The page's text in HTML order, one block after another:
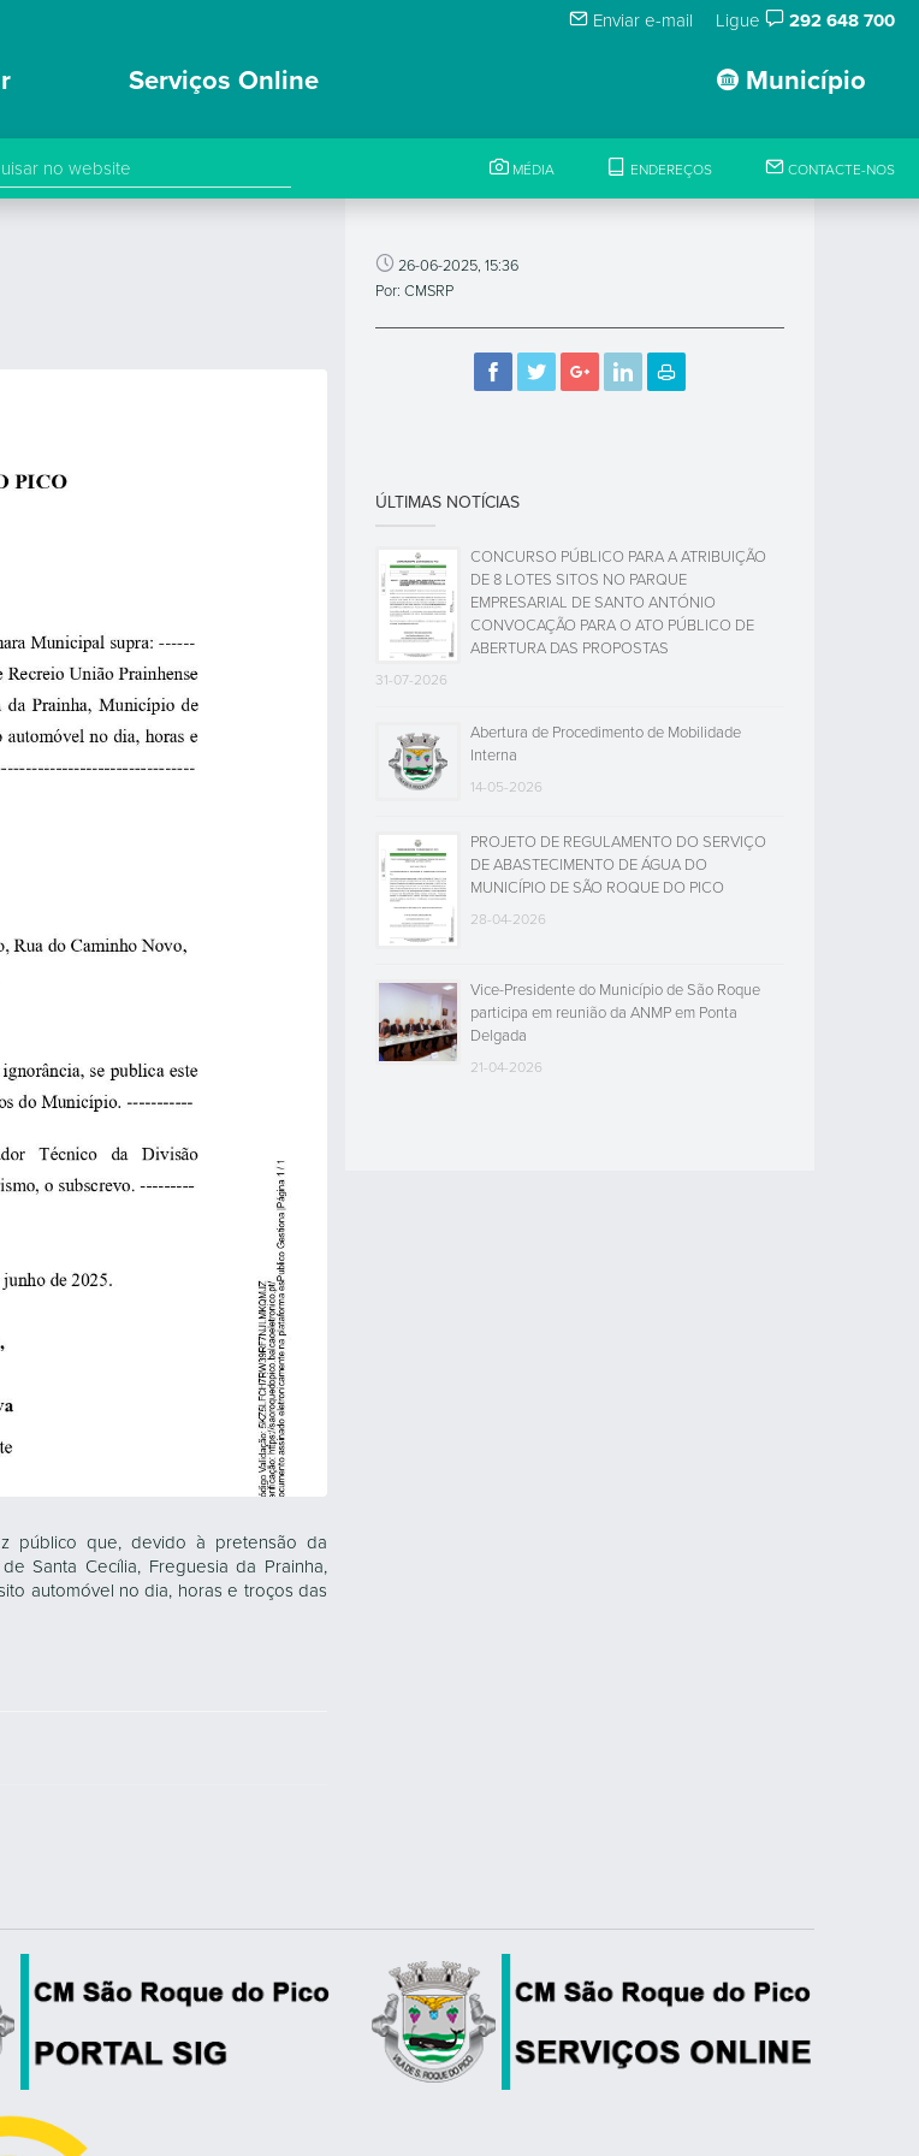
Enviar e-mail Ligue 292 648 700
Município
Serviços Online
MÉDIA ENDEREÇOS CONTACTE-NOS
público que, devido à pretensão da
Santa Cecília, Freguesia da Prainha,
automóvel no dia, horas e troços das
26-06-2025, 15:36
Por: CMSRP
ÚLTIMAS NOTÍCIAS
CONCURSO PÚBLICO PARA A ATRIBUIÇÃO
DE 8 LOTES SITOS NO PARQUE
EMPRESARIAL DE SANTO ANTÓNIO
CONVOCAÇÃO PARA O ATO PÚBLICO DE
ABERTURA DAS PROPOSTAS
31-07-2026
Abertura de Procedimento de Mobilidade
Interna
14-05-2026
PROJETO DE REGULAMENTO DO SERVIÇO
DE ABASTECIMENTO DE ÁGUA DO
MUNICÍPIO DE SÃO ROQUE DO PICO
28-04-2026
Vice-Presidente do Município de São Roque
participa em reunião da ANMP em Ponta
Delgada
21-04-2026